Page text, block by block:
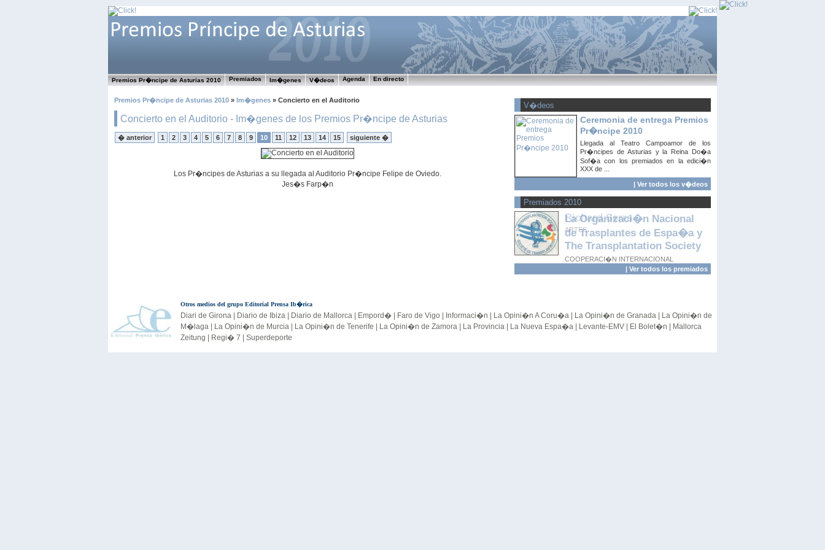
Premios Pr�ncipe de Asturias 2010 Premiados Im�genes V�deos Agenda En directo
Premios Pr�ncipe de Asturias 2010 » Im�genes » Concierto en el Auditorio
Concierto en el Auditorio - Im�genes de los Premios Pr�ncipe de Asturias
� anterior 1 2 3 4 5 6 7 8 9 10 11 12 13 14 15 siguiente �
Los Pr�ncipes de Asturias a su llegada al Auditorio Pr�ncipe Felipe de Oviedo.
Jes�s Farp�n
V�deos
Ceremonia de entrega Premios
Pr�ncipe 2010
Llegada al Teatro Campoamor de los
Pr�ncipes de Asturias y la Reina Do�a
Sof�a con los premiados en la edici�n
XXX de ...
| Ver todos los v�deos
Premiados 2010
La Organizaci�n Nacional
de Trasplantes de Espa�a y
The Transplantation Society
COOPERACI�N INTERNACIONAL
| Ver todos los premiados
Otros medios del grupo Editorial Prensa Ib�rica
Diari de Girona Diario de Ibiza Diario de Mallorca Empord� Faro de Vigo Informaci�n La Opini�n A Coru�a La Opini�n de Granada
La Opini�n de
M�laga
La Opini�n de Murcia La Opini�n de Tenerife La Opini�n de Zamora La Provincia La Nueva Espa�a Levante-EMV El Bolet�n
Mallorca
Zeitung
Regi� 7 Superdeporte